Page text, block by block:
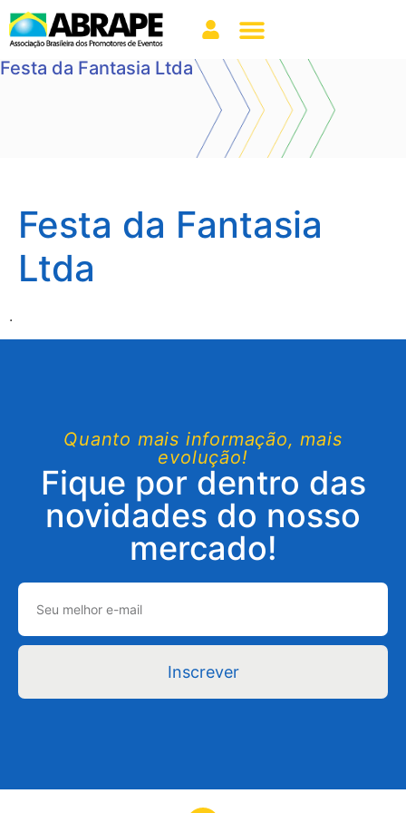
Festa da Fantasia Ltda
Festa da Fantasia
Ltda
.
Quanto mais informação, mais
evolução!
Fique por dentro das
novidades do nosso
mercado!
Inscrever